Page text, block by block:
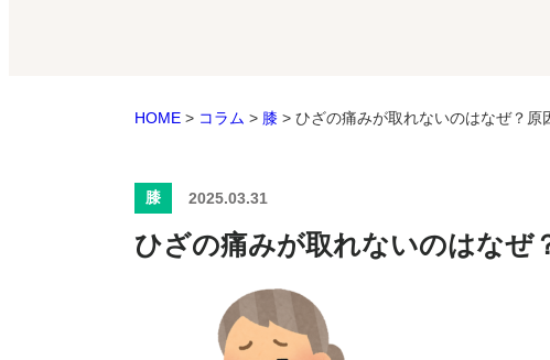
HOME > コラム > 膝 > ひざの痛みが取れないのはなぜ？原
膝 2025.03.31
ひざの痛みが取れないのはなぜ